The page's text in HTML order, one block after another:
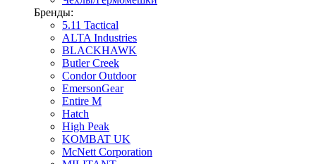
Бренды:
5.11 Tactical
ALTA Industries
BLACKHAWK
Butler Creek
Condor Outdoor
EmersonGear
Entire M
Hatch
High Peak
KOMBAT UK
McNett Corporation